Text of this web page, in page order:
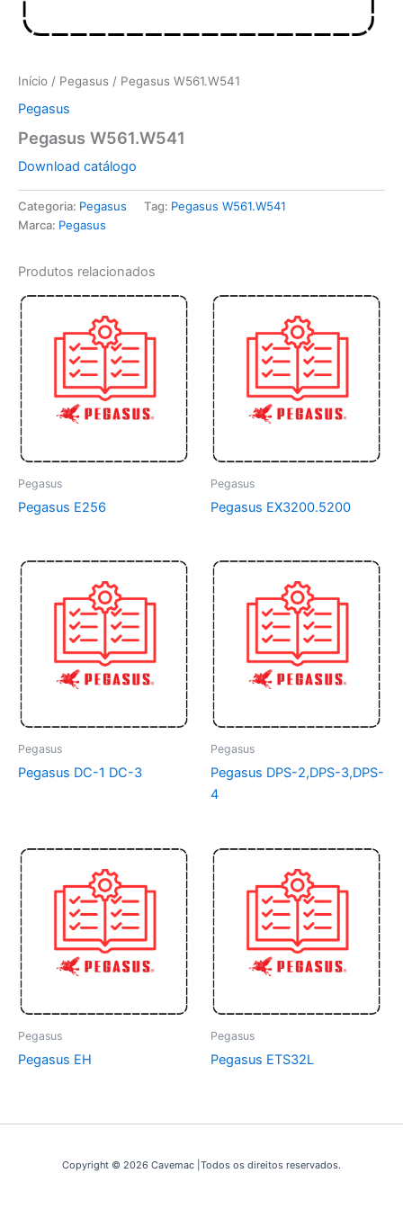
Início / Pegasus / Pegasus W561.W541
Pegasus
Pegasus W561.W541
Download catálogo
Categoria: Pegasus Tag: Pegasus W561.W541
Marca: Pegasus
Produtos relacionados
Pegasus
Pegasus E256
Pegasus
Pegasus EX3200.5200
Pegasus
Pegasus DC-1 DC-3
Pegasus
Pegasus DPS-2,DPS-3,DPS-
4
Pegasus
Pegasus EH
Pegasus
Pegasus ETS32L
Copyright © 2026 Cavemac |Todos os direitos reservados.